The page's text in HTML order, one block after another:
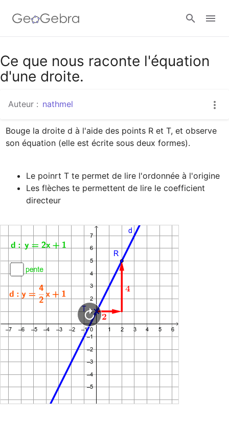
Se connecter
Ce que nous raconte l'équation
d'une droite.
Auteur : nathmel
Bouge la droite d à l'aide des points R et T, et observe
Le poinrt T te permet de lire l'ordonnée à l'origine
Les flèches te permettent de lire le coefficient
directeur